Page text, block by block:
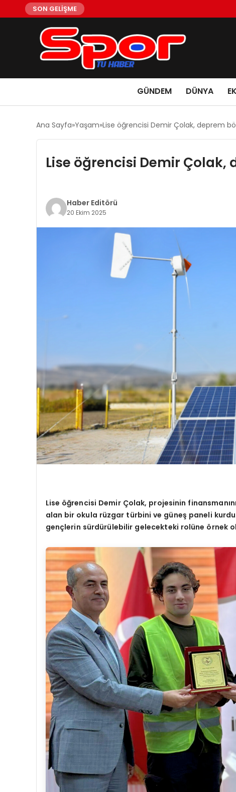
SON GELİŞME
GÜNDEM DÜNYA
Ana Sayfa Yaşam Lise öğrencisi Demir Çolak, deprem
Lise öğrencisi Demir
Haber Editörü
20 Ekim 2025
Lise öğrencisi Demir Çolak, projesinin finansmanını
alan bir okula rüzgar türbini ve güneş paneli
gençlerin sürdürülebilir gelecekteki rolüne örnek